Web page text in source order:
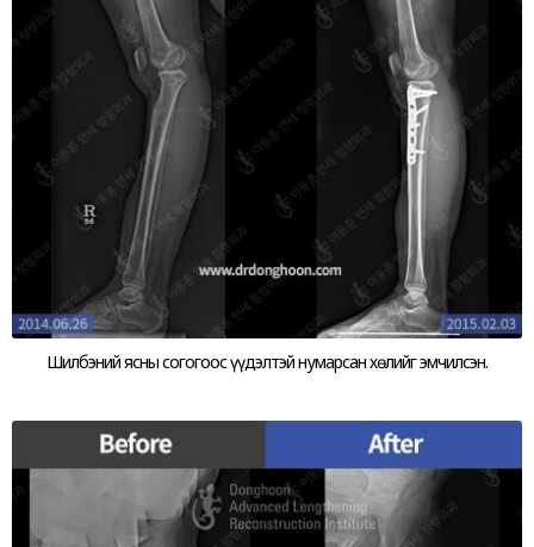
Шилбэний ясны согогоос үүдэлтэй нумарсан хөлийг эмчилсэн.